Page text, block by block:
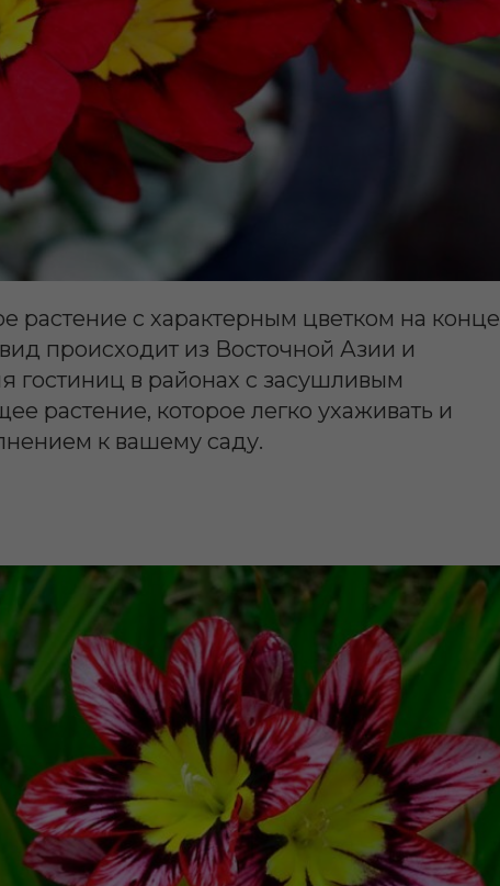
растение с характерным цветком на конце
происходит из Восточной Азии и
гостиниц в районах с засушливым
растение, которое легко ухаживать и
к вашему саду.